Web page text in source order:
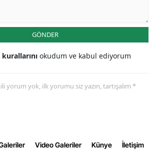
GÖNDER
okudum ve kabul ediyorum
yorum yok, ilk yorumu siz yazın, tartışalım *
Video Galeriler Künye İletişim